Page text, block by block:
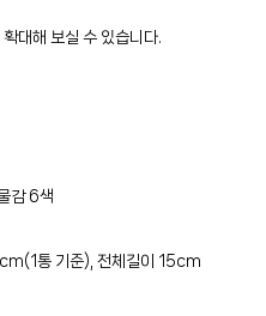
대해 보실 수 있습니다.
감 6색
통 기준), 전체길이 15cm